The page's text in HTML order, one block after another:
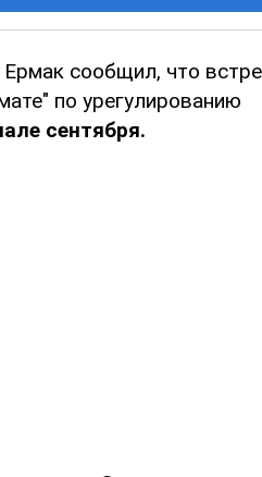
сообщил, что
по урегулированию
сентября.